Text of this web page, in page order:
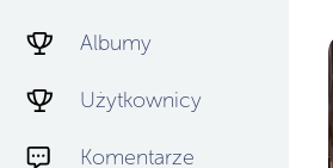
Albumy
Użytkownicy
Komentarze